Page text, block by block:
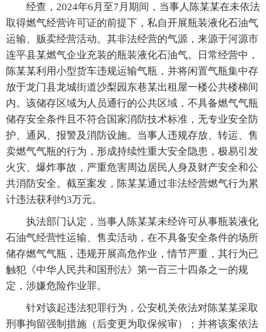
经查，2024年6月至7月期间，当事人陈某某在未依法
取得燃气经营许可证的前提下，私自开展瓶装液化石油气
运输、贩卖经营活动。其非法经营的气源，来源于河源市
连平县某燃气企业充装的瓶装液化石油气。日常经营中，
陈某某利用小型货车违规运输气瓶，并将闲置气瓶集中存
放于龙门县龙城街道沙梨园东巷某出租屋一楼公共楼梯间
内。该储存区域为人员通行的公共区域，不具备燃气气瓶
储存安全条件且不符合国家消防技术标准，无专业安全防
护、通风、报警及消防设施。当事人违规存放、转运、售
卖燃气气瓶的行为，形成持续性重大安全隐患，极易引发
火灾、爆炸事故，严重危害周边居民人身及财产安全和公
共消防安全。截至案发，陈某某通过非法经营燃气行为累
计违法获利约3万元。
执法部门认定，当事人陈某某未经许可从事瓶装液化
石油气经营性运输、售卖活动，在不具备安全条件的场所
储存燃气气瓶，违规开展高危作业，情节严重，其行为已
触犯《中华人民共和国刑法》第一百三十四条之一的规
定，涉嫌危险作业罪。
针对该起违法犯罪行为，公安机关依法对陈某某采取
刑事拘留强制措施（后变更为取保候审）；并将该案依法